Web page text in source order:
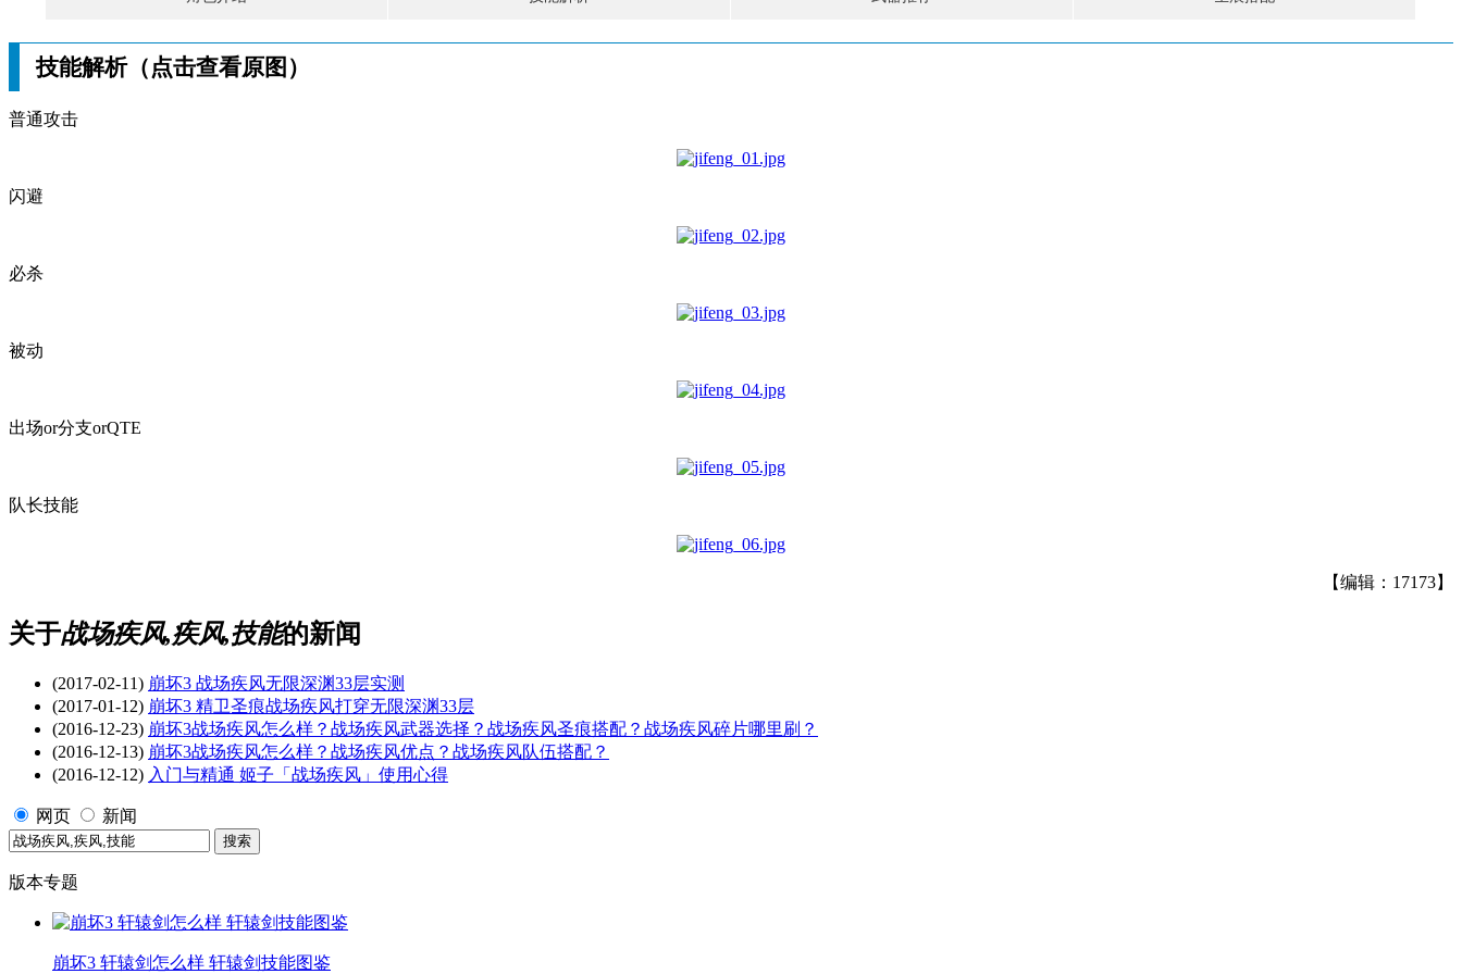
技能解析（点击查看原图）
普通攻击
闪避
必杀
被动
出场or分支orQTE
队长技能
【编辑：17173】
关于战场疾风,疾风,技能的新闻
(2017-02-11) 崩坏3 战场疾风无限深渊33层实测
(2017-01-12) 崩坏3 精卫圣痕战场疾风打穿无限深渊33层
(2016-12-23) 崩坏3战场疾风怎么样？战场疾风武器选择？战场疾风圣痕搭配？战场疾风碎片哪里刷？
(2016-12-13) 崩坏3战场疾风怎么样？战场疾风优点？战场疾风队伍搭配？
(2016-12-12) 入门与精通 姬子「战场疾风」使用心得
网页 新闻
版本专题
崩坏3 轩辕剑怎么样 轩辕剑技能图鉴